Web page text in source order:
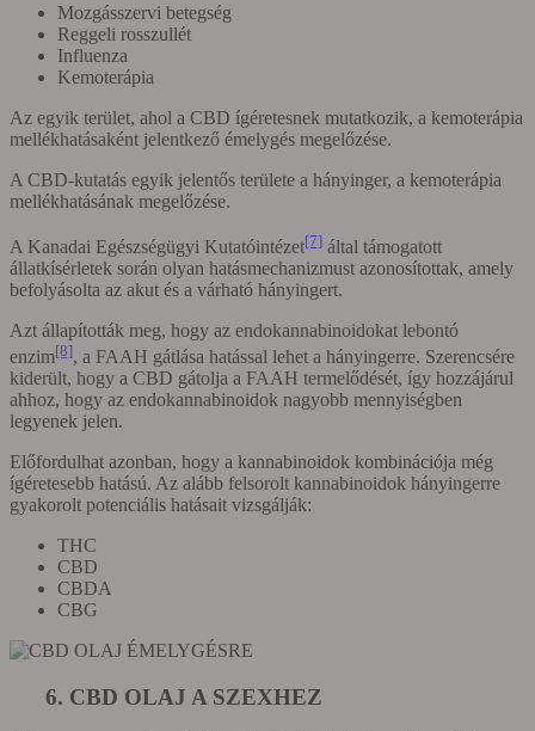
Mozgásszervi betegség
Reggeli rosszullét
Influenza
Kemoterápia
Az egyik terület, ahol a CBD ígéretesnek mutatkozik, a kemoterápia
mellékhatásaként jelentkező émelygés megelőzése.
A CBD-kutatás egyik jelentős területe a hányinger, a kemoterápia
mellékhatásának megelőzése.
A Kanadai Egészségügyi Kutatóintézet[7] által támogatott
állatkísérletek során olyan hatásmechanizmust azonosítottak, amely
befolyásolta az akut és a várható hányingert.
Azt állapították meg, hogy az endokannabinoidokat lebontó
enzim[8], a FAAH gátlása hatással lehet a hányingerre. Szerencsére
kiderült, hogy a CBD gátolja a FAAH termelődését, így hozzájárul
ahhoz, hogy az endokannabinoidok nagyobb mennyiségben
legyenek jelen.
Előfordulhat azonban, hogy a kannabinoidok kombinációja még
ígéretesebb hatású. Az alább felsorolt kannabinoidok hányingerre
gyakorolt potenciális hatásait vizsgálják:
THC
CBD
CBDA
CBG
6. CBD OLAJ A SZEXHEZ